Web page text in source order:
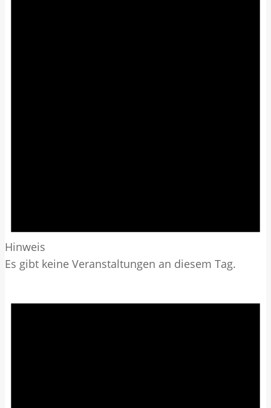
Hinweis
Es gibt keine Veranstaltungen an diesem Tag.